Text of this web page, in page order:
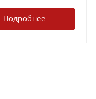
Подробнее